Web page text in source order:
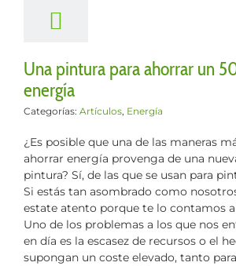
Energía
Una pintura para ahorrar un
energía
Categorías: Artículos, Energía
¿Es posible que una de las maneras
ahorrar energía provenga de una
pintura? Sí, de las que se usan para
Si estás tan asombrado como
estate atento porque te lo contamos
Uno de los problemas a los que nos
en día es la escasez de recursos o el
supongan un coste elevado, tanto